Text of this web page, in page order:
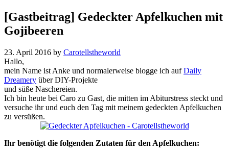
[Gastbeitrag] Gedeckter Apfelkuchen mit
Gojibeeren
23. April 2016 by Carotellstheworld
Hallo,
mein Name ist Anke und normalerweise blogge ich aufDaily
Dreamery über DIY-Projekte
und süße Naschereien.
Ich bin heute bei Caro zu Gast, die mitten im Abiturstress steckt und
versuche ihr und euch den Tag mit meinem gedeckten Apfelkuchen
zu versüßen.
Ihr benötigt die folgenden Zutaten für den Apfelkuchen: